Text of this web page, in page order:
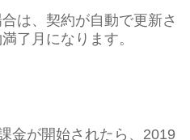
は、契約が自動で更新さ
了月になります。
金が開始されたら、2019